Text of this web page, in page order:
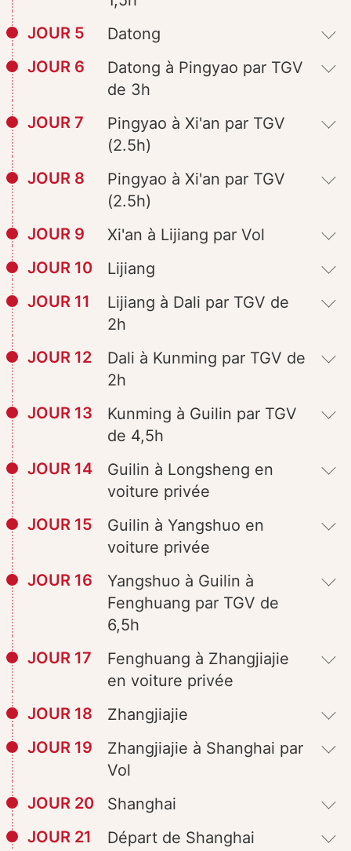
JOUR 5
Datong
JOUR 6
Datong à Pingyao par TGV
de 3h
JOUR 7
Pingyao à Xi'an par TGV
(2.5h)
JOUR 8
Pingyao à Xi'an par TGV
(2.5h)
JOUR 9
Xi'an à Lijiang par Vol
JOUR 10
Lijiang
JOUR 11
Lijiang à Dali par TGV de
2h
JOUR 12
Dali à Kunming par TGV de
2h
JOUR 13
Kunming à Guilin par TGV
de 4,5h
JOUR 14
Guilin à Longsheng en
voiture privée
JOUR 15
Guilin à Yangshuo en
voiture privée
JOUR 16
Yangshuo à Guilin à
Fenghuang par TGV de
6,5h
JOUR 17
Fenghuang à Zhangjiajie
en voiture privée
JOUR 18
Zhangjiajie
JOUR 19
Zhangjiajie à Shanghai par
Vol
JOUR 20
Shanghai
JOUR 21
Départ de Shanghai